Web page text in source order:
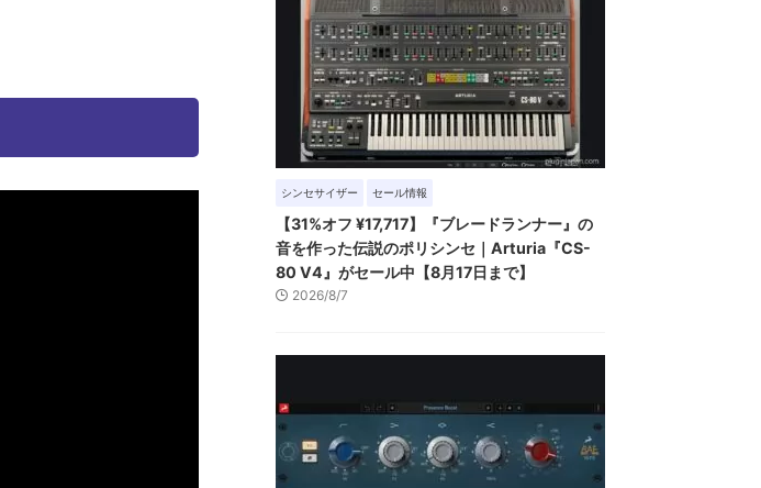
シンセサイザー セール情報
【31%オフ ¥17,717】『ブレードランナー』の
音を作った伝説のポリシンセ｜Arturia『CS-
80 V4』がセール中【8月17日まで】
2026/8/7